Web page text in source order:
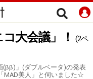
大会議」！
(2ペ
(ββ)」(ダブルベータ)の発表
MAD美人」と伺いました☆